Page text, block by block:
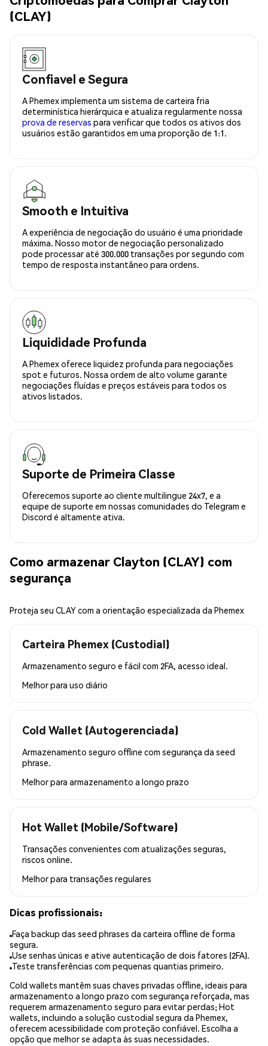
(CLAY)
Confiavel e Segura
A Phemex implementa um sistema de carteira fria
determinística hierárquica e atualiza regularmente nossa
prova de reservas para verificar que todos os ativos dos
usuários estão garantidos em uma proporção de 1:1.
Smooth e Intuitiva
A experiência de negociação do usuário é uma prioridade
máxima. Nosso motor de negociação personalizado
pode processar até 300.000 transações por segundo com
tempo de resposta instantâneo para ordens.
Liquididade Profunda
A Phemex oferece liquidez profunda para negociações
spot e futuros. Nossa ordem de alto volume garante
negociações fluídas e preços estáveis para todos os
ativos listados.
Suporte de Primeira Classe
Oferecemos suporte ao cliente multilingue 24x7, e a
equipe de suporte em nossas comunidades do Telegram e
Discord é altamente ativa.
Como armazenar Clayton (CLAY) com
segurança
Proteja seu CLAY com a orientação especializada da Phemex
Carteira Phemex (Custodial)
Armazenamento seguro e fácil com 2FA, acesso ideal.
Melhor para uso diário
Cold Wallet (Autogerenciada)
Armazenamento seguro offline com segurança da seed
phrase.
Melhor para armazenamento a longo prazo
Hot Wallet (Mobile/Software)
Transações convenientes com atualizações seguras,
riscos online.
Melhor para transações regulares
Dicas profissionais:
Faça backup das seed phrases da carteira offline de forma
segura.
Use senhas únicas e ative autenticação de dois fatores (2FA).
Teste transferências com pequenas quantias primeiro.
Cold wallets mantêm suas chaves privadas offline, ideais para
armazenamento a longo prazo com segurança reforçada, mas
requerem armazenamento seguro para evitar perdas; Hot
wallets, incluindo a solução custodial segura da Phemex,
oferecem acessibilidade com proteção confiável. Escolha a
opção que melhor se adapta às suas necessidades.